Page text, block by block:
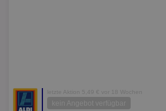
letzte Aktion 5,49 € vor 18 Wochen
kein Angebot verfügbar